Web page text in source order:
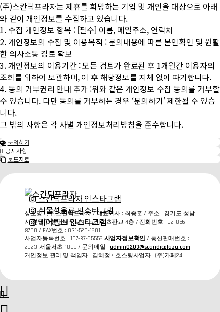
(주)스칸딕프라자는 제휴를 희망하는 기업 및 개인을 대상으로 아래
와 같이 개인정보를 수집하고 있습니다.
1. 수집 개인정보 항목 : [필수] 이름, 메일주소, 연락처
2. 개인정보의 수집 및 이용목적 : 문의내용에 따른 본인확인 및 원활
한 의사소통 경로 확보
3. 개인정보의 이용기간 : 모든 검토가 완료된 후 1개월간 이용자의
조회를 위하여 보관하며, 이 후 해당정보를 지체 없이 파기합니다.
4. 동의 거부권리 안내 추가 :위와 같은 개인정보 수집 동의를 거부할
수 있습니다. 다만 동의를 거부하는 경우 ‘문의하기’ 제한될 수 있습
니다.
그 밖의 사항은 각 사별 개인정보처리방침을 준수합니다.
 문의하기
 공지사항
 보도자료
상호명 : (주)스칸딕프라자 / 대표이사 : 최종훈 / 주소 : 경기도 성남
시 분당구 분당내곡로117 그레이츠판교 4층 / 전화번호 : 02-856-
8700 / FAX번호 : 031-520-1201
사업자등록번호 : 107-87-65552 사업자정보확인 / 통신판매번호 :
2023-서울서초-1809 / 문의메일 : admin0203@scandicplaza.com
개인정보 관리 및 책임자 : 김혜정 / 호스팅사업자 : (주)카페24

스칸딕프라자 인스타그램
식물성음료 인스타그램
베어벨스 인스타그램
